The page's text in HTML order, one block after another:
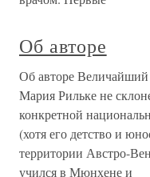
Об авторе
Об авторе
Мария Рильке не
конкретной
(хотя его детство и
территории Австро-
учился в Мюнхене и